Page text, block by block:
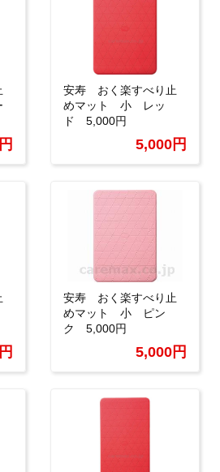
安寿 おく楽すべり止
めマット 小 レッ
ド 5,000円
5,000円
安寿 おく楽すべり止
めマット 小 ピン
ク 5,000円
5,000円